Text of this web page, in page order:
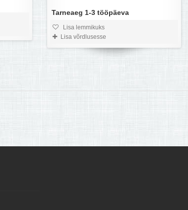
Tarneaeg 1-3 tööpäeva
Lisa lemmikuks
Lisa võrdlusesse